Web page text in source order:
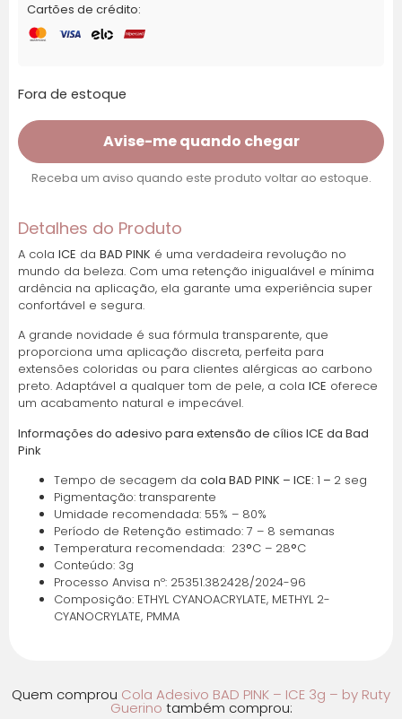
Cartões de crédito:
Fora de estoque
Avise-me quando chegar
Receba um aviso quando este produto voltar ao estoque.
Detalhes do Produto
A cola ICE da BAD PINK é uma verdadeira revolução no
mundo da beleza. Com uma retenção inigualável e mínima
ardência na aplicação, ela garante uma experiência super
confortável e segura.
A grande novidade é sua fórmula transparente, que
proporciona uma aplicação discreta, perfeita para
extensões coloridas ou para clientes alérgicas ao carbono
preto. Adaptável a qualquer tom de pele, a cola ICE oferece
um acabamento natural e impecável.
Informações do adesivo para extensão de cílios ICE da Bad
Pink
Tempo de secagem da cola BAD PINK – ICE: 1 – 2 seg
Pigmentação: transparente
Umidade recomendada: 55% – 80%
Período de Retenção estimado: 7 – 8 semanas
Temperatura recomendada: 23°C – 28°C
Conteúdo: 3g
Processo Anvisa nº: 25351.382428/2024-96
Composição: ETHYL CYANOACRYLATE, METHYL 2-
CYANOCRYLATE, PMMA
Quem comprou Cola Adesivo BAD PINK – ICE 3g – by Ruty
Guerino também comprou: